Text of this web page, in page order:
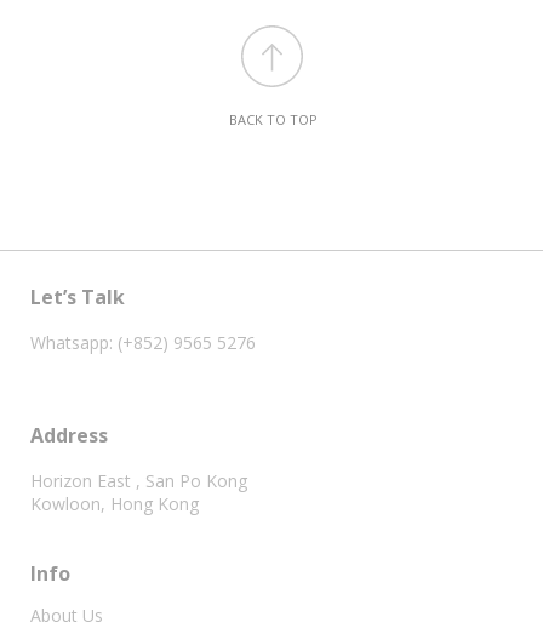
BACK TO TOP
Let’s Talk
Whatsapp: (+852) 9565 5276
Address
Horizon East , San Po Kong
Kowloon, Hong Kong
Info
About Us